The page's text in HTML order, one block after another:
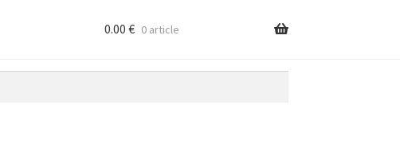
0.00 € 0 article